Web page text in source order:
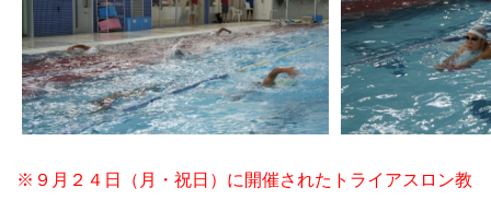
※９月２４日（月・祝日）に開催されたトライアスロン教